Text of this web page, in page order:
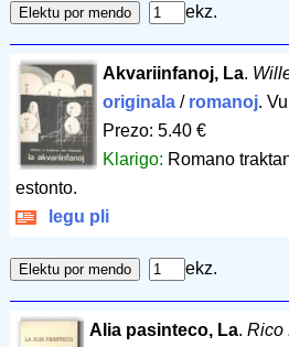
ekz.
Akvariinfanoj, La.
originala/ romanoj.
Prezo: 5.40 €
Klarigo: Romano
estonto.
legu pli
ekz.
Alia pasinteco, La. Rico